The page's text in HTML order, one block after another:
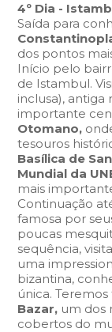
4º Dia -
Saída para
dos pontos
Início pelo
de Istambul.
inclusa), antiga
importante
Otomano,
tesouros
Basílica de
Mundial da
mais
Continuação
famosa por
poucas
sequência,
uma
bizantina,
única.
Bazar, um dos
cobertos do